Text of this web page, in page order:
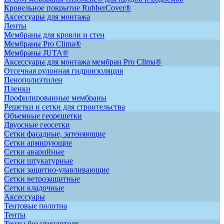
Кровельное покрытие RubberCover®
Аксессуары для монтажа
Ленты
Мембраны для кровли и стен
Мембраны Pro Clima®
Мембраны JUTA®
Аксессуары для монтажа мембран Pro Clima®
Отсечная рулонная гидроизоляция
Пенополиэтилен
Пленки
Профилированные мембраны
Решетки и сетки для строительства
Объемные георешетки
Двуосные геосетки
Сетки фасадные, затеняющие
Сетки армирующие
Сетки аварийные
Сетки штукатурные
Сетки защитно-улавливающие
Сетки ветрозащитные
Сетки кладочные
Аксессуары
Тентовые полотна
Тенты